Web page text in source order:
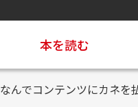
本を読む
なんでコンテンツにカネを